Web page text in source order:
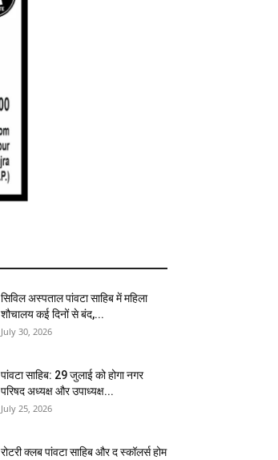
सिविल अस्पताल पांवटा साहिब में महिला
शौचालय कई दिनों से बंद,...
July 30, 2026
पांवटा साहिब: 29 जुलाई को होगा नगर
परिषद अध्यक्ष और उपाध्यक्ष...
July 25, 2026
​रोटरी क्लब पांवटा साहिब और द स्कॉलर्स होम